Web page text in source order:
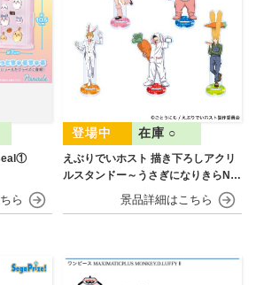
えぶりでいホスト 描き下ろしアクリ
ルスタンドー～うさぎになりきらNIG
在庫 ○